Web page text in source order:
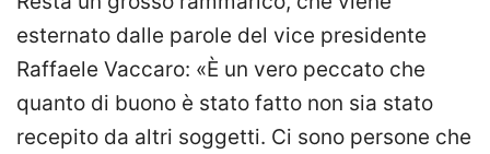
esternato dalle parole del vice presidente
Raffaele Vaccaro: «È un vero peccato che
quanto di buono è stato fatto non sia stato
recepito da altri soggetti. Ci sono persone che